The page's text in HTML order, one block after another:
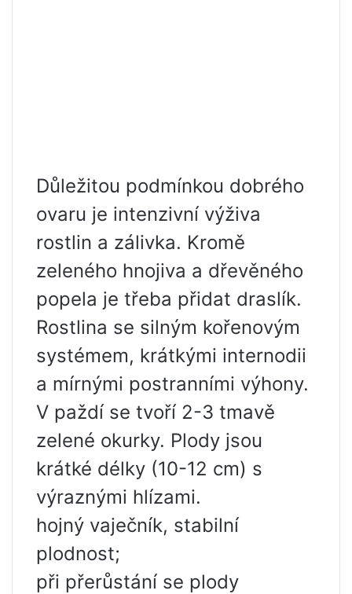
Důležitou podmínkou dobrého
ovaru je intenzivní výživa
rostlin a zálivka. Kromě
zeleného hnojiva a dřevěného
popela je třeba přidat draslík.
Rostlina se silným kořenovým
systémem, krátkými internodii
a mírnými postranními výhony.
V paždí se tvoří 2-3 tmavě
zelené okurky. Plody jsou
krátké délky (10-12 cm) s
výraznými hlízami.
hojný vaječník, stabilní
plodnost;
při přerůstání se plody